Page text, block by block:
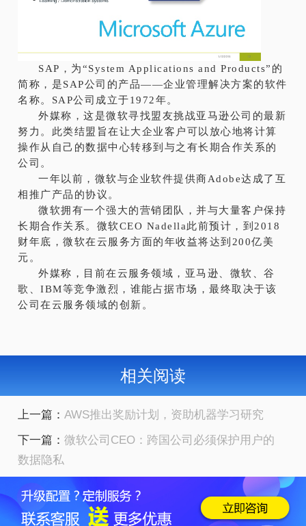
SAP，为“System Applications and Products”的
简称，是SAP公司的产品——企业管理解决方案的软件
名称。SAP公司成立于1972年。
外媒称，这是微软寻找盟友挑战亚马逊公司的最新
努力。此类结盟旨在让大企业客户可以放心地将计算
操作从自己的数据中心转移到与之有长期合作关系的
公司。
一年以前，微软与企业软件提供商Adobe达成了互
相推广产品的协议。
微软拥有一个强大的营销团队，并与大量客户保持
长期合作关系。微软CEO Nadella此前预计，到2018
财年底，微软在云服务方面的年收益将达到200亿美
元。
外媒称，目前在云服务领域，亚马逊、微软、谷
歌、IBM等竞争激烈，谁能占据市场，最终取决于该
公司在云服务领域的创新。
相关阅读
上一篇：AWS推出奖励计划，资助机器学习研究
下一篇：微软公司CEO：跨国公司必须保护用户的
数据隐私